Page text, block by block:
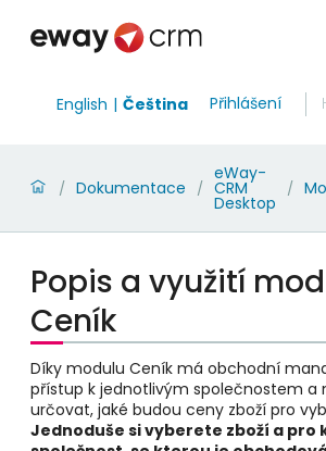
English Čeština Přihlášení
/ Dokumentace /
eWay-
CRM
Desktop
/
Popis a využití
Ceník
Díky modulu Ceník má obchodní
přístup k jednotlivým společnostem a
určovat, jaké budou ceny zboží pro
Jednoduše si vyberete zboží a pro